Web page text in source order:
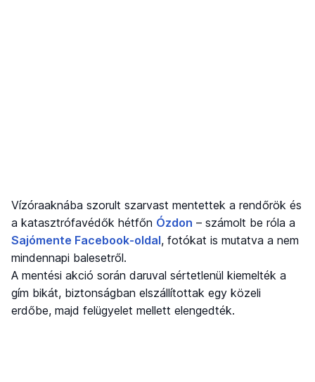
Vízóraaknába szorult szarvast mentettek a rendőrök és
a katasztrófavédők hétfőn Ózdon – számolt be róla a
Sajómente Facebook-oldal, fotókat is mutatva a nem
mindennapi balesetről.
A mentési akció során daruval sértetlenül kiemelték a
gím bikát, biztonságban elszállítottak egy közeli
erdőbe, majd felügyelet mellett elengedték.